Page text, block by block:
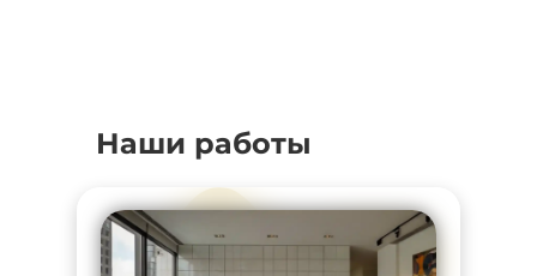
Наши работы